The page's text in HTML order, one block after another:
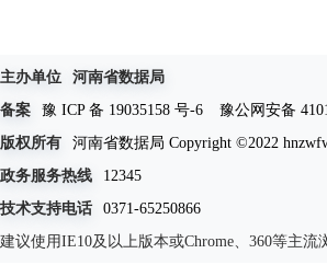
主办单位
河南省数据局
备案
豫 ICP 备 19035158 号-6
豫公网安备
版权所有
河南省数据局 Copyright ©2022
政务服务热线
12345
技术支持电话
0371-65250866
建议使用IE10及以上版本或Chrome、360等主流